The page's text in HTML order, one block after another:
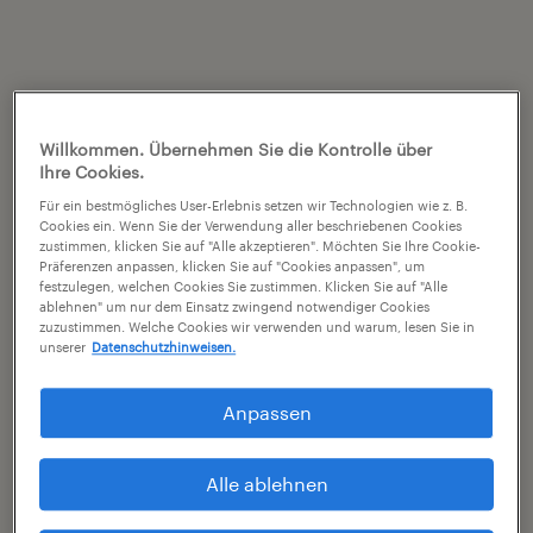
Willkommen. Übernehmen Sie die Kontrolle über
Ihre Cookies.
Für ein bestmögliches User-Erlebnis setzen wir Technologien wie z. B.
Cookies ein. Wenn Sie der Verwendung aller beschriebenen Cookies
zustimmen, klicken Sie auf "Alle akzeptieren". Möchten Sie Ihre Cookie-
Präferenzen anpassen, klicken Sie auf "Cookies anpassen", um
festzulegen, welchen Cookies Sie zustimmen. Klicken Sie auf "Alle
ablehnen" um nur dem Einsatz zwingend notwendiger Cookies
zuzustimmen. Welche Cookies wir verwenden und warum, lesen Sie in
unserer Datenschutzhinweisen.
Anpassen
Alle ablehnen